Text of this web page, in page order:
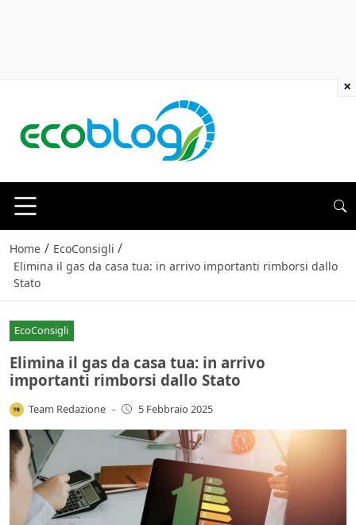
Home / EcoConsigli /
Elimina il gas da casa tua: in arrivo importanti rimborsi dallo
Stato
EcoConsigli
Elimina il gas da casa tua: in arrivo
importanti rimborsi dallo Stato
Team Redazione - 5 Febbraio 2025
×